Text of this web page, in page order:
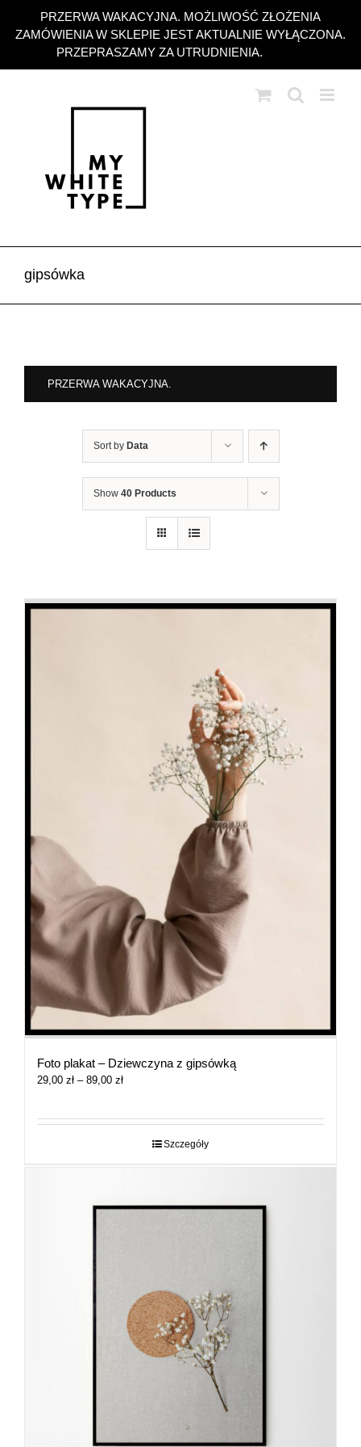
PRZERWA WAKACYJNA. MOŻLIWOŚĆ ZŁOŻENIA
ZAMÓWIENIA W SKLEPIE JEST AKTUALNIE WYŁĄCZONA.
PRZEPRASZAMY ZA UTRUDNIENIA.
zawartości
gipsówka
PRZERWA WAKACYJNA.
Sort by Data
Show 40 Products
Foto plakat – Dziewczyna z gipsówką
29,00 zł – 89,00 złZakres
29,00 zł
Szczegóły